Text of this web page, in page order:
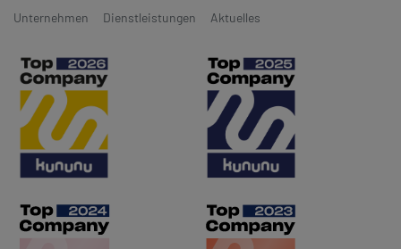
Unternehmen Dienstleistungen Aktuelles